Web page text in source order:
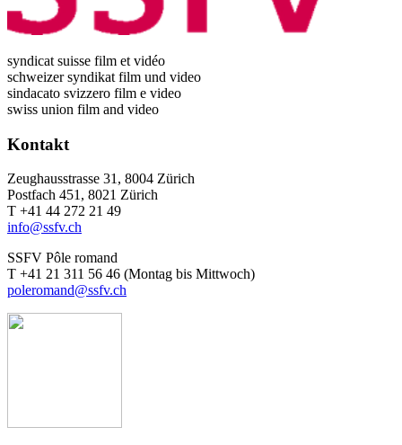
syndicat suisse film et vidéo
schweizer syndikat film und video
sindacato svizzero film e video
swiss union film and video
Kontakt
Zeughausstrasse 31, 8004 Zürich
Postfach 451, 8021 Zürich
T +41 44 272 21 49
info@ssfv.ch
SSFV Pôle romand
T +41 21 311 56 46 (Montag bis Mittwoch)
poleromand@ssfv.ch